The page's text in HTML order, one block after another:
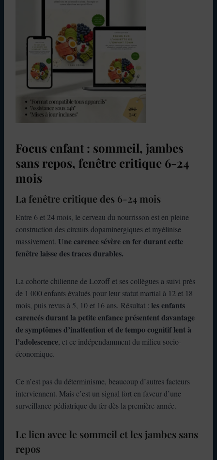
Focus enfant : sommeil, jambes
sans repos, fenêtre critique 6-24
mois
La fenêtre critique des 6-24 mois
Entre 6 et 24 mois, le cerveau du nourrisson est en pleine
construction des circuits dopaminergiques et myélinise
massivement. Une carence sévère en fer durant cette
fenêtre laisse des traces durables.
La cohorte chilienne de Lozoff et ses collègues a suivi près
de 1 000 enfants évalués pour leur statut martial à 12 et 18
mois, puis revus à 5, 10 et 16 ans. Résultat : les enfants
carencés durant la petite enfance présentent davantage
de symptômes d’inattention et de tempo cognitif lent à
l’adolescence, et ce indépendamment du milieu socio-
économique.
Ce n’est pas du déterminisme, beaucoup d’autres facteurs
interviennent. Mais c’est un signal fort en faveur d’une
surveillance pédiatrique du fer dès la première année.
Le lien avec le sommeil et les jambes sans
repos